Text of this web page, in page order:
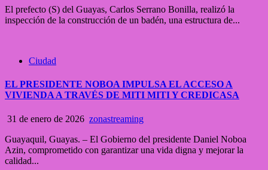
El prefecto (S) del Guayas, Carlos Serrano Bonilla, realizó la
inspección de la construcción de un badén, una estructura de...
Ciudad
EL PRESIDENTE NOBOA IMPULSA EL ACCESO A
VIVIENDA A TRAVÉS DE MITI MITI Y CREDICASA
31 de enero de 2026 zonastreaming
Guayaquil, Guayas. – El Gobierno del presidente Daniel Noboa
Azin, comprometido con garantizar una vida digna y mejorar la
calidad...